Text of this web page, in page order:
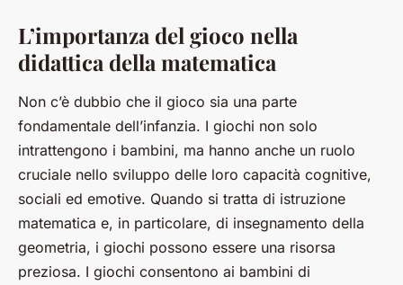
L’importanza del gioco nella
didattica della matematica
Non c’è dubbio che il gioco sia una parte
fondamentale dell’infanzia. I giochi non solo
intrattengono i bambini, ma hanno anche un ruolo
cruciale nello sviluppo delle loro capacità cognitive,
sociali ed emotive. Quando si tratta di istruzione
matematica e, in particolare, di insegnamento della
geometria, i giochi possono essere una risorsa
preziosa. I giochi consentono ai bambini di